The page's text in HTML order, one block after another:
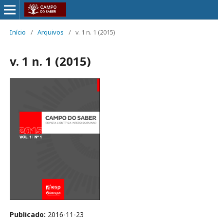
Início / Arquivos / v. 1 n. 1 (2015)
v. 1 n. 1 (2015)
Publicado: 2016-11-23